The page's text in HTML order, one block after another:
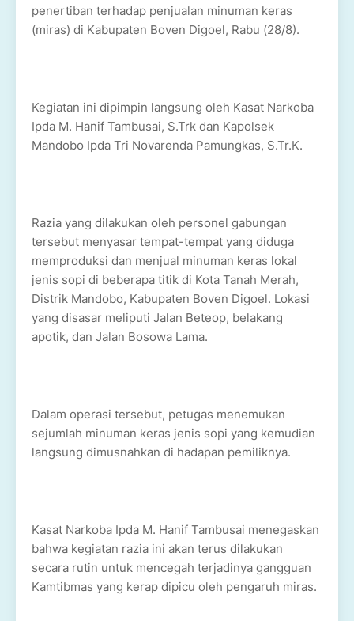
penertiban terhadap penjualan minuman keras
(miras) di Kabupaten Boven Digoel, Rabu (28/8).
Kegiatan ini dipimpin langsung oleh Kasat Narkoba
Ipda M. Hanif Tambusai, S.Trk dan Kapolsek
Mandobo Ipda Tri Novarenda Pamungkas, S.Tr.K.
Razia yang dilakukan oleh personel gabungan
tersebut menyasar tempat-tempat yang diduga
memproduksi dan menjual minuman keras lokal
jenis sopi di beberapa titik di Kota Tanah Merah,
Distrik Mandobo, Kabupaten Boven Digoel. Lokasi
yang disasar meliputi Jalan Beteop, belakang
apotik, dan Jalan Bosowa Lama.
Dalam operasi tersebut, petugas menemukan
sejumlah minuman keras jenis sopi yang kemudian
langsung dimusnahkan di hadapan pemiliknya.
Kasat Narkoba Ipda M. Hanif Tambusai menegaskan
bahwa kegiatan razia ini akan terus dilakukan
secara rutin untuk mencegah terjadinya gangguan
Kamtibmas yang kerap dipicu oleh pengaruh miras.